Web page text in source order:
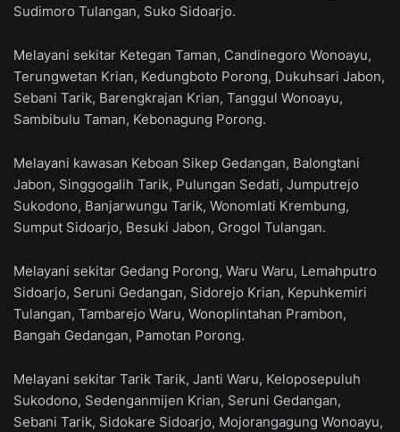
Sudimoro Tulangan, Suko Sidoarjo.
Melayani sekitar Ketegan Taman, Candinegoro Wonoayu,
Terungwetan Krian, Kedungboto Porong, Dukuhsari Jabon,
Sebani Tarik, Barengkrajan Krian, Tanggul Wonoayu,
Sambibulu Taman, Kebonagung Porong.
Melayani kawasan Keboan Sikep Gedangan, Balongtani
Jabon, Singgogalih Tarik, Pulungan Sedati, Jumputrejo
Sukodono, Banjarwungu Tarik, Wonomlati Krembung,
Sumput Sidoarjo, Besuki Jabon, Grogol Tulangan.
Melayani sekitar Gedang Porong, Waru Waru, Lemahputro
Sidoarjo, Seruni Gedangan, Sidorejo Krian, Kepuhkemiri
Tulangan, Tambarejo Waru, Wonoplintahan Prambon,
Bangah Gedangan, Pamotan Porong.
Melayani sekitar Tarik Tarik, Janti Waru, Keloposepuluh
Sukodono, Sedenganmijen Krian, Seruni Gedangan,
Sebani Tarik, Sidokare Sidoarjo, Mojorangagung Wonoayu,